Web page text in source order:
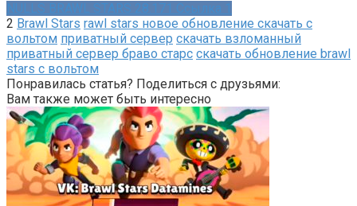
NULLS BRAWL STARS 28.171 Ссылка 1
2 Brawl Stars rawl stars новое обновление скачать с
вольтом приватный сервер скачать взломанный
приватный сервер браво старс скачать обновление brawl
stars с вольтом
Понравилась статья? Поделиться с друзьями:
Вам также может быть интересно